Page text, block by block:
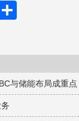
与储能布局成重点